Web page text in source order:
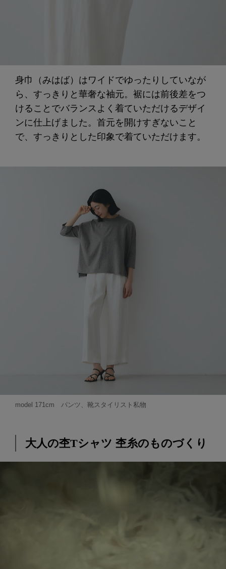
身巾（みはば）はワイドでゆったりしていなが
ら、すっきりと華奢な袖元。裾には前後差をつ
けることでバランスよく着ていただけるデザイ
ンに仕上げました。首元を開けすぎないこと
で、すっきりとした印象で着ていただけます。
model 171cm パンツ、靴スタイリスト私物
大人の杢Tシャツ 杢糸のものづくり